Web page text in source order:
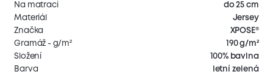
Na matraci
do 25 cm
Materiál
Jersey
Značka
XPOSE®
Gramáž - g/m²
190 g/m²
Složení
100% bavlna
Barva
letní zelená